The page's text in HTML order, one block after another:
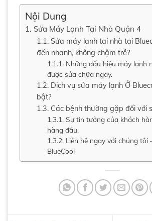
Nội Dung
Sửa Máy Lạnh Tại Nhà Quận 4
Sửa máy lạnh tại nhà tại
đến nhanh, không chậm trễ?
Những dấu hiệu máy lạnh
được sửa chữa ngay.
Dịch vụ sửa máy lạnh Ở
bật?
Các bệnh thường gặp đối với
Sự tin tưởng của khách
hàng đầu.
Liên hệ ngay với chúng tôi
BlueCool